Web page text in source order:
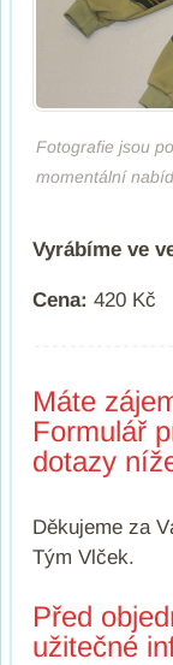
Fotografie jsou
momentální
Vyrábíme ve
Cena: 420 Kč
Máte
Formulář
dotazy
Děkujeme za
Tým Vlček.
Před
užitečné